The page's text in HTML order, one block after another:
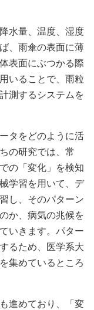
水量、温度、湿度
、雨傘の表面に薄
表面にぶつかる際
いることで、雨粒
測するシステムを
タをどのように活
の研究では、常
の「変化」を検知
学習を用いて、デ
し、そのパターン
か、病気の兆候を
いきます。パター
るため、医学系大
集めているところ
進めており、「変